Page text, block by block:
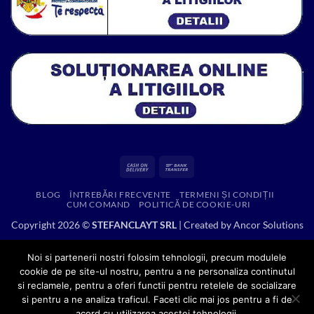
Cash
Delivery
BLOG ÎNTREBĂRI FRECVENTE
TERMENI ȘI CONDIȚII
CUM COMAND
POLITICĂ DE COOKIE-URI
Copyright 2026 ©STEFANCLAYT SRL| Created byAncor Solutions
Noi si partenerii nostri folosim tehnologii, precum modulele
cookie de pe site-ul nostru, pentru a ne personaliza continutul
si reclamele, pentru a oferi functii pentru retelele de socializare
si pentru a ne analiza traficul. Faceti clic mai jos pentru a fi de